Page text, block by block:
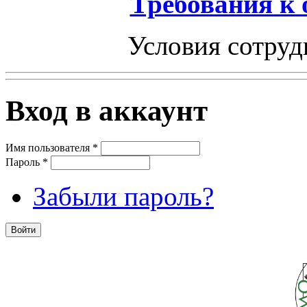
Условия
Вход в аккаунт
Имя пользователя *
Пароль *
Забыли пароль?